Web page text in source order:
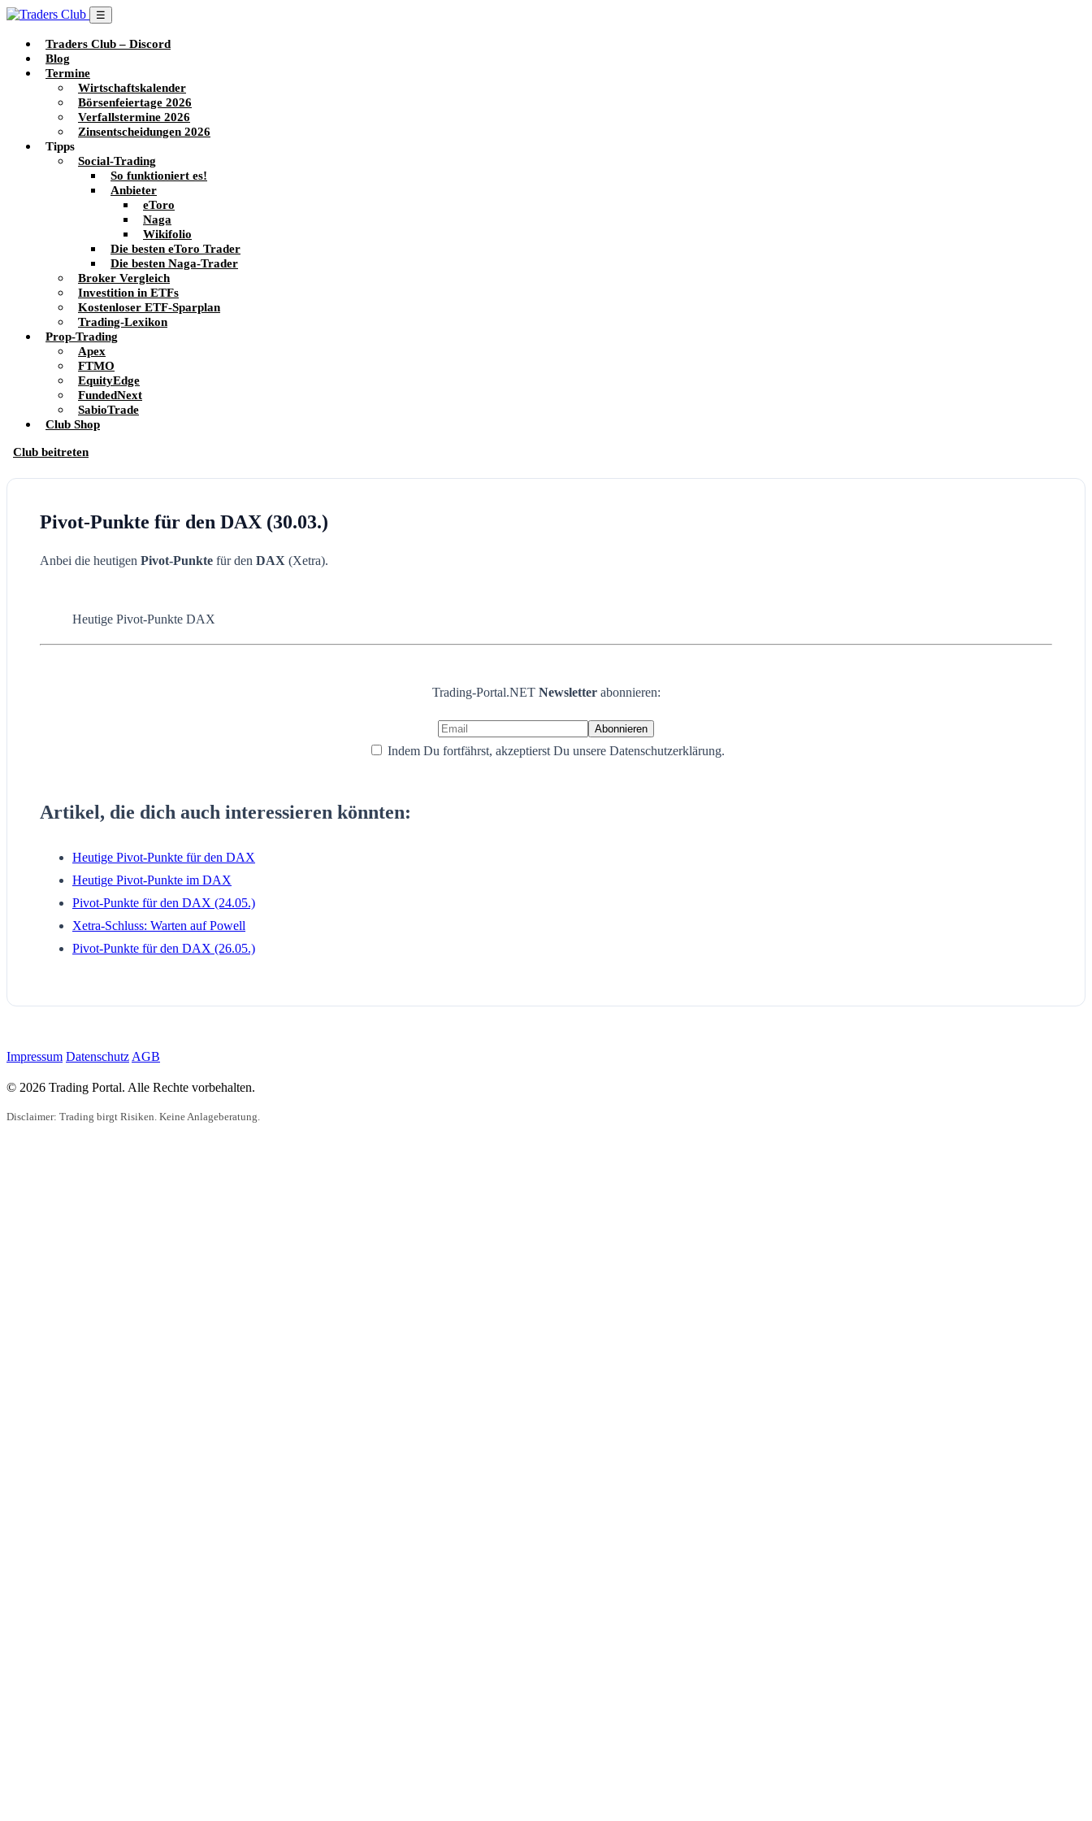
☰
Traders Club – Discord
Blog
Termine
Wirtschaftskalender
Börsenfeiertage 2026
Verfallstermine 2026
Zinsentscheidungen 2026
Tipps
Social-Trading
So funktioniert es!
Anbieter
eToro
Naga
Wikifolio
Die besten eToro Trader
Die besten Naga-Trader
Broker Vergleich
Investition in ETFs
Kostenloser ETF-Sparplan
Trading-Lexikon
Prop-Trading
Apex
FTMO
EquityEdge
FundedNext
SabioTrade
Club Shop
Club beitreten
Pivot-Punkte für den DAX (30.03.)
Anbei die heutigen Pivot-Punkte für den DAX (Xetra).
Heutige Pivot-Punkte DAX
Trading-Portal.NET Newsletter abonnieren:
Indem Du fortfährst, akzeptierst Du unsere Datenschutzerklärung.
Artikel, die dich auch interessieren könnten:
Heutige Pivot-Punkte für den DAX
Heutige Pivot-Punkte im DAX
Pivot-Punkte für den DAX (24.05.)
Xetra-Schluss: Warten auf Powell
Pivot-Punkte für den DAX (26.05.)
Impressum Datenschutz AGB
© 2026 Trading Portal. Alle Rechte vorbehalten.
Disclaimer: Trading birgt Risiken. Keine Anlageberatung.